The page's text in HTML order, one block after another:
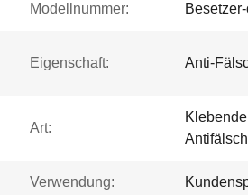
Modellnummer:
Eigenschaft: Anti-
Art:
Verwendung: